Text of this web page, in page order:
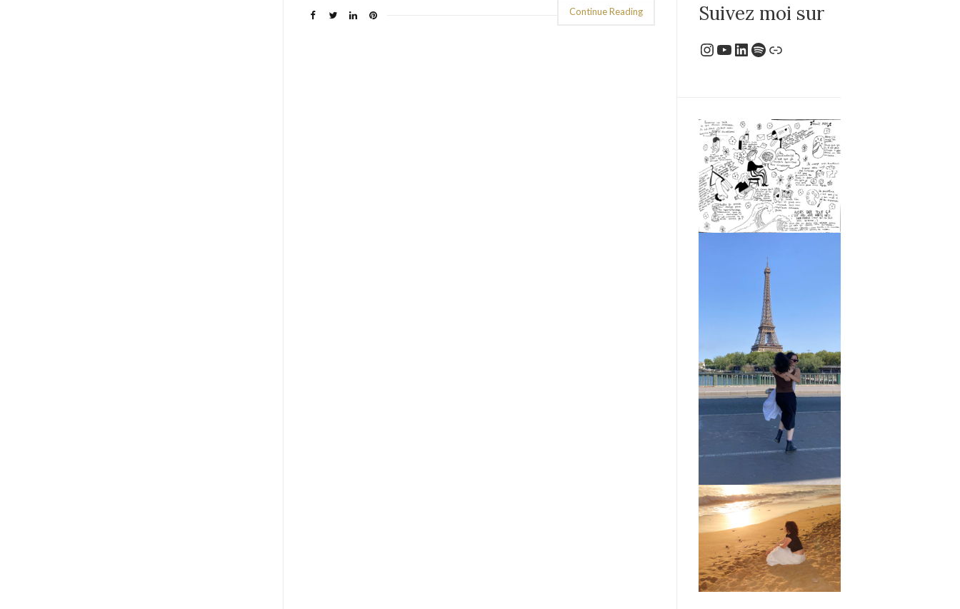
Continue Reading Suivez moi sur
Instagram
YouTube
LinkedIn
Spotify
Lien